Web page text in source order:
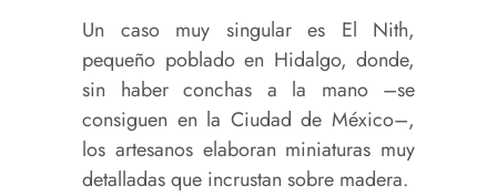
Un caso muy singular es El Nith,
pequeño poblado en Hidalgo, donde,
sin haber conchas a la mano –se
consiguen en la Ciudad de México–,
los artesanos elaboran miniaturas muy
detalladas que incrustan sobre madera.